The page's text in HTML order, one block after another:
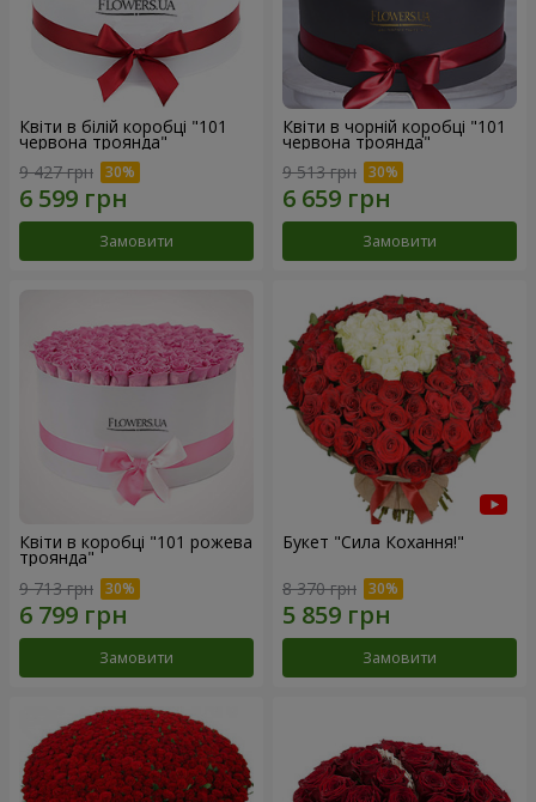
Квіти в білій коробці "101
червона троянда"
9 427 грн
Замовити
Квіти в чорній коробці "101
червона троянда"
9 513 грн
Замовити
Квіти в коробці "101 рожева
троянда"
9 713 грн
Замовити
Букет "Сила Кохання!"
8 370 грн
Замовити